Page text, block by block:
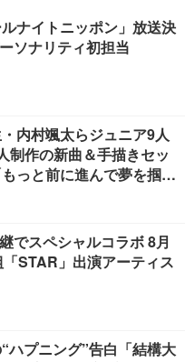
ルナイトニッポン」放送決
ソナリティ初担当
内村颯太らジュニア9人
制作の新曲＆手描きセッ
っと前に進んで夢を掴み
でスペシャルコラボ 8月
STAR」出演アーティス
ハプニング”告白「結構大